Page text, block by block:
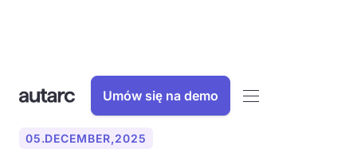
Umów się na demo
05.DECEMBER,2025